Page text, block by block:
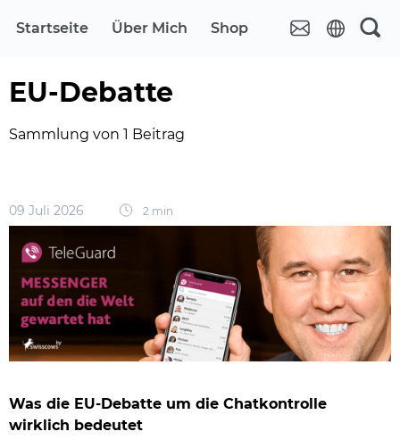
Startseite Über Mich Shop
EU-Debatte
Sammlung von 1 Beitrag
09 Juli 2026 2 min
Was die EU-Debatte um die Chatkontrolle
wirklich bedeutet